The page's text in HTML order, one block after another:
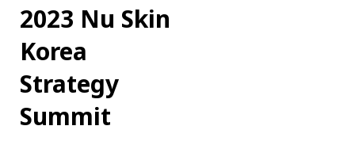
2023 Nu Skin
Korea
Strategy
Summit